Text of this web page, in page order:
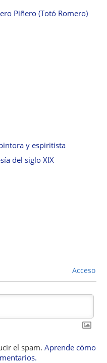
Piñero (Totó Romero)
y espiritista
del siglo XIX
Acceso
el spam. Aprende cómo